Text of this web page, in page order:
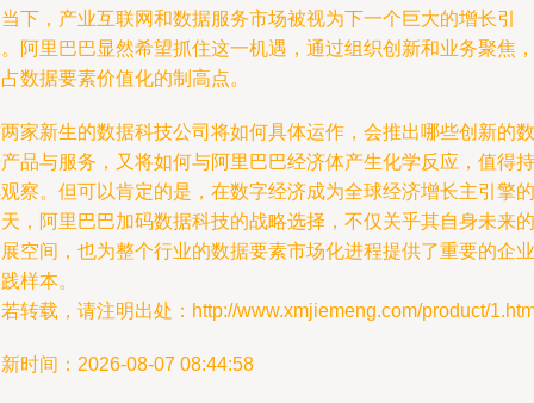
下，产业互联网和数据服务市场被视为下一个巨大的增长引
阿里巴巴显然希望抓住这一机遇，通过组织创新和业务聚焦，
数据要素价值化的制高点。
家新生的数据科技公司将如何具体运作，会推出哪些创新的数
品与服务，又将如何与阿里巴巴经济体产生化学反应，值得持
察。但可以肯定的是，在数字经济成为全球经济增长主引擎的
，阿里巴巴加码数据科技的战略选择，不仅关乎其自身未来的
空间，也为整个行业的数据要素市场化进程提供了重要的企业
样本。
转载，请注明出处：http://www.xmjiemeng.com/product/
时间：2026-08-07 08:44:58